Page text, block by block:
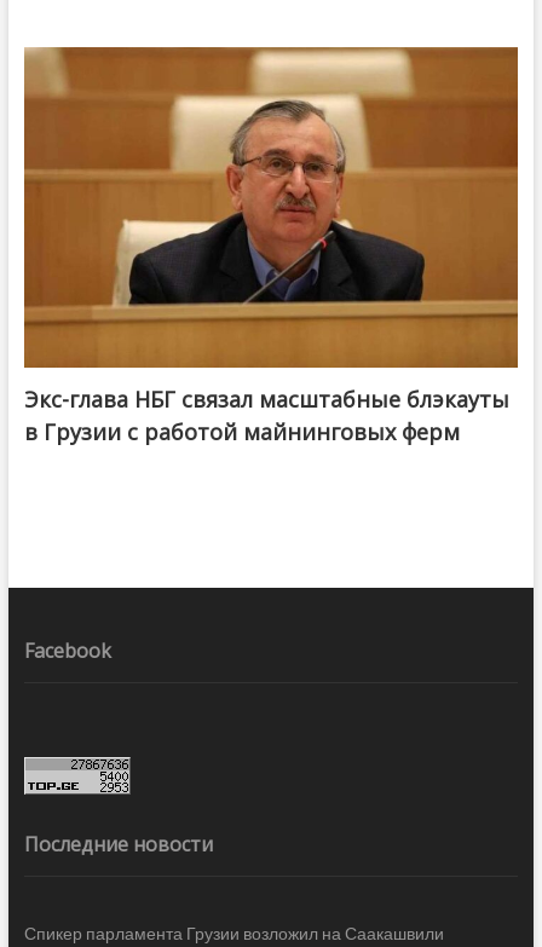
Экс-глава НБГ связал масштабные блэкауты
в Грузии с работой майнинговых ферм
Facebook
Последние новости
Спикер парламента Грузии возложил на Саакашвили